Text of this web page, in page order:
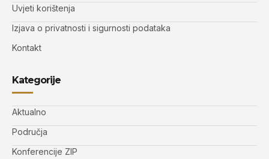
Uvjeti korištenja
Izjava o privatnosti i sigurnosti podataka
Kontakt
Kategorije
Aktualno
Područja
Konferencije ZIP